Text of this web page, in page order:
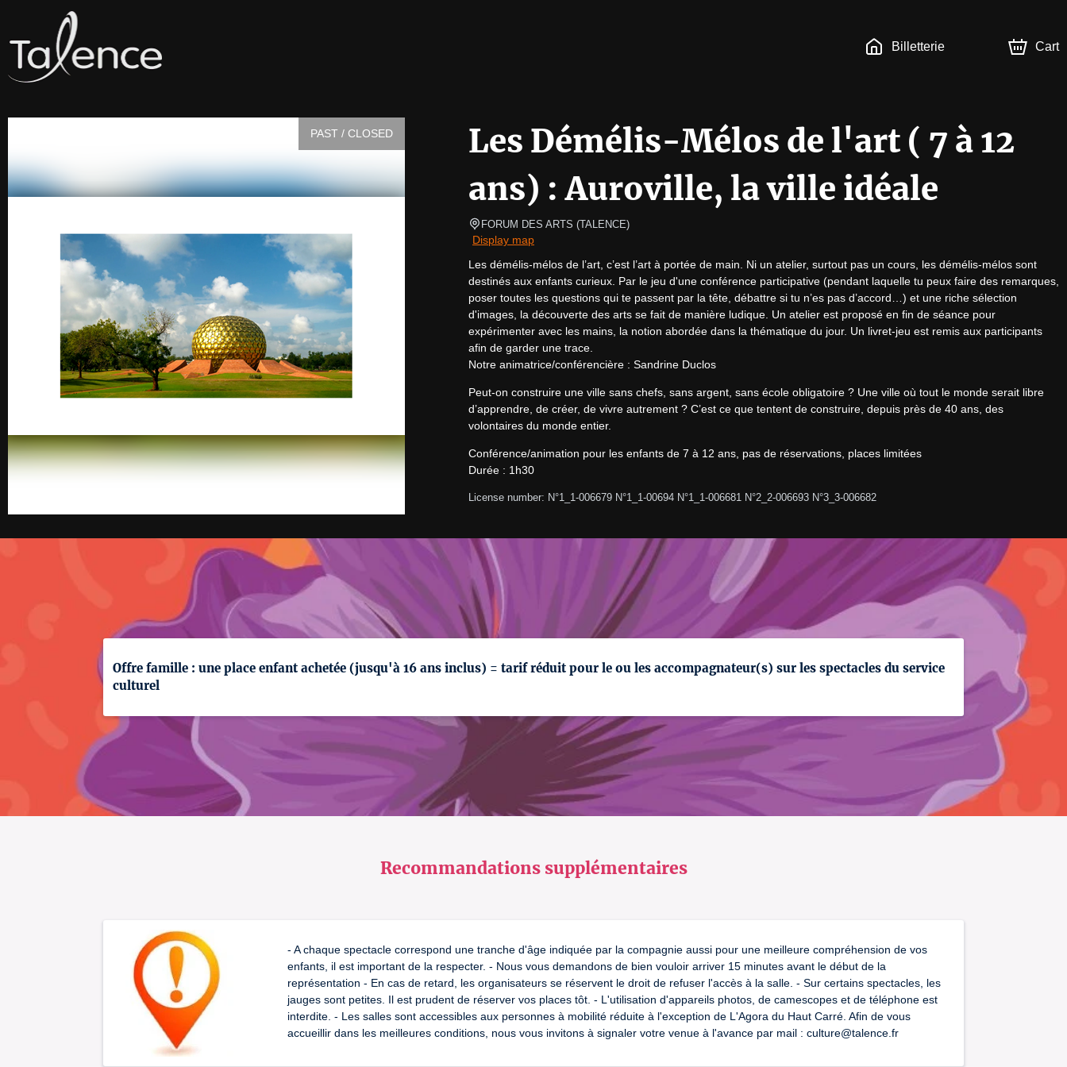
Billetterie Cart
PAST / CLOSED
Les Démélis-Mélos de l'art ( 7 à 12
ans) : Auroville, la ville idéale
FORUM DES ARTS (TALENCE)
Display map
Les démélis-mélos de l’art, c’est l’art à portée de main. Ni un atelier, surtout pas un cours, les démélis-mélos sont
destinés aux enfants curieux. Par le jeu d'une conférence participative (pendant laquelle tu peux faire des remarques,
poser toutes les questions qui te passent par la tête, débattre si tu n’es pas d’accord…) et une riche sélection
d'images, la découverte des arts se fait de manière ludique. Un atelier est proposé en fin de séance pour
expérimenter avec les mains, la notion abordée dans la thématique du jour. Un livret-jeu est remis aux participants
afin de garder une trace.
Notre animatrice/conférencière : Sandrine Duclos
Peut-on construire une ville sans chefs, sans argent, sans école obligatoire ? Une ville où tout le monde serait libre
d’apprendre, de créer, de vivre autrement ? C’est ce que tentent de construire, depuis près de 40 ans, des
volontaires du monde entier.
Conférence/animation pour les enfants de 7 à 12 ans, pas de réservations, places limitées
Durée : 1h30
License number: N°1_1-006679 N°1_1-00694 N°1_1-006681 N°2_2-006693 N°3_3-006682
Offre famille : une place enfant achetée (jusqu'à 16 ans inclus) = tarif réduit pour le ou les accompagnateur(s) sur les spectacles du service
culturel
Recommandations supplémentaires
- A chaque spectacle correspond une tranche d'âge indiquée par la compagnie aussi pour une meilleure compréhension de vos
enfants, il est important de la respecter. - Nous vous demandons de bien vouloir arriver 15 minutes avant le début de la
représentation - En cas de retard, les organisateurs se réservent le droit de refuser l'accès à la salle. - Sur certains spectacles, les
jauges sont petites. Il est prudent de réserver vos places tôt. - L'utilisation d'appareils photos, de camescopes et de téléphone est
interdite. - Les salles sont accessibles aux personnes à mobilité réduite à l'exception de L'Agora du Haut Carré. Afin de vous
accueillir dans les meilleures conditions, nous vous invitons à signaler votre venue à l'avance par mail : culture@talence.fr